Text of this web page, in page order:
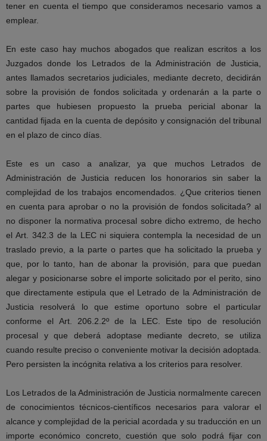
tener en cuenta el tiempo que consideramos necesario vamos a
emplear.
En este caso hay muchos abogados que realizan escritos a los
Juzgados donde los Letrados de la Administración de Justicia,
antes llamados secretarios judiciales, mediante decreto, decidirán
sobre la provisión de fondos solicitada y ordenarán a la parte o
partes que hubiesen propuesto la prueba pericial abonar la
cantidad fijada en la cuenta de depósito y consignación del tribunal
en el plazo de cinco días.
Este es un caso a analizar, ya que muchos Letrados de
Administración de Justicia reducen los honorarios sin saber la
complejidad de los trabajos encomendados. ¿Que criterios tienen
en cuenta para aprobar o no la provisión de fondos solicitada? al
no disponer la normativa procesal sobre dicho extremo, de hecho
el Art. 342.3 de la LEC ni siquiera contempla la necesidad de un
traslado previo, a la parte o partes que ha solicitado la prueba y
que, por lo tanto, han de abonar la provisión, para que puedan
alegar y posicionarse sobre el importe solicitado por el perito, sino
que directamente estipula que el Letrado de la Administración de
Justicia resolverá lo que estime oportuno sobre el particular
conforme el Art. 206.2.2º de la LEC. Este tipo de resolución
procesal y que deberá adoptase mediante decreto, se utiliza
cuando resulte preciso o conveniente motivar la decisión adoptada.
Pero persisten la incógnita relativa a los criterios para resolver.
Los Letrados de la Administración de Justicia normalmente carecen
de conocimientos técnicos-científicos necesarios para valorar el
alcance y complejidad de la pericial acordada y su traducción en un
importe económico concreto, cuestión que solo podrá fijar con